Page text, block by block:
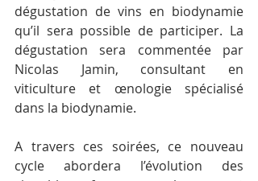
dégustation de vins en biodynamie
qu’il sera possible de participer. La
dégustation sera commentée par
Nicolas Jamin, consultant en
viticulture et œnologie spécialisé
dans la biodynamie.
A travers ces soirées, ce nouveau
cycle abordera l’évolution des